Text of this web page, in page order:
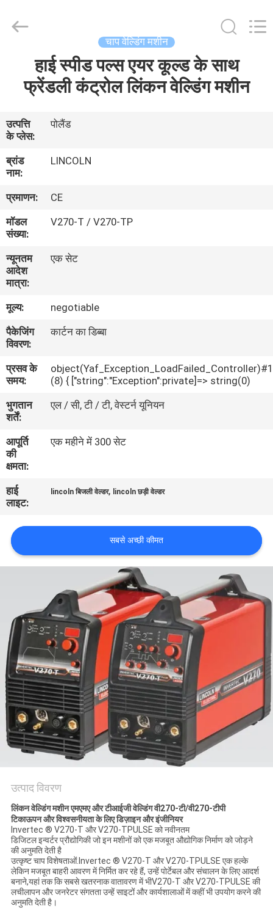
वीडियो
बारे
में
कारखाना
भ्रमण
गुणवत्ता
नियंत्रण
एक
उद्धरण
का
अनुरोध
करें
साइटमैप
गोपनीयता
Technologies
Co.,Ltd..
चाप वेल्डिंग मशीन
हाई स्पीड पल्स एयर कूल्ड के साथ
फ्रेंडली कंट्रोल लिंकन वेल्डिंग मशीन
उत्पत्ति
के प्लेस:
पोलैंड
ब्रांड
नाम:
LINCOLN
प्रमाणन:
CE
मॉडल
संख्या:
V270-T / V270-TP
न्यूनतम
आदेश
मात्रा:
एक सेट
मूल्य:
negotiable
पैकेजिंग
विवरण:
कार्टन का डिब्बा
प्रसव के
समय:
(8) { ["string":"Exception":private]=> string(0)
भुगतान
शर्तें:
एल / सी, टी / टी, वेस्टर्न यूनियन
आपूर्ति
की
क्षमता:
एक महीने में 300 सेट
हाई
लाइट:
lincoln बिजली वेल्डर, lincoln छड़ी वेल्डर
सबसे अच्छी कीमत
उत्पाद विवरण
लिंकन वेल्डिंग मशीन एमएमए और टीआईजी वेल्डिंग वी270-टी/वी270-टीपी
टिकाऊपन और विश्वसनीयता के लिए डिज़ाइन और इंजीनियर
Invertec ® V270-T और V270-TPULSE को नवीनतम
डिजिटल इन्वर्टर प्रौद्योगिकी जो इन मशीनों को एक मजबूत औद्योगिक निर्माण को जोड़ने
की अनुमति देती है
उत्कृष्ट चाप विशेषताओं.Invertec ® V270-T और V270-TPULSE एक हल्के
लेकिन मजबूत बाहरी आवरण में निर्मित कर रहे हैं, उन्हें पोर्टेबल और संचालन के लिए आदर्श
बनाने,यहां तक कि सबसे खतरनाक वातावरण में भीV270-T और V270-TPULSE की
लचीलापन और जनरेटर संगतता उन्हें साइटों और कार्यशालाओं में कहीं भी उपयोग करने की
अनुमति देती है।